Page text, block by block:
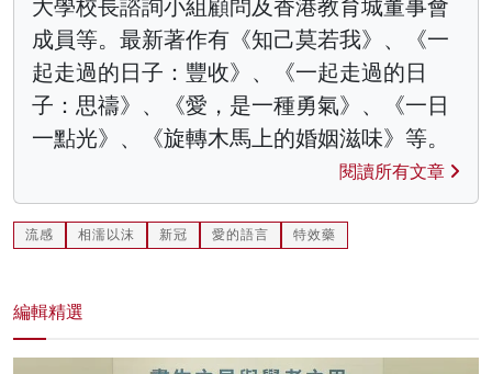
大學校長諮詢小組顧問及香港教育城董事會
成員等。最新著作有《知己莫若我》、《一
起走過的日子：豐收》、《一起走過的日
子：思禱》、《愛，是一種勇氣》、《一日
一點光》、《旋轉木馬上的婚姻滋味》等。
閱讀所有文章
流感 相濡以沫 新冠 愛的語言 特效藥
編輯精選